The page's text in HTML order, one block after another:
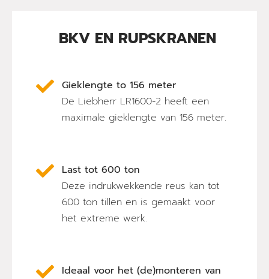
BKV EN RUPSKRANEN
Gieklengte to 156 meter
De Liebherr LR1600-2 heeft een
maximale gieklengte van 156 meter.
Last tot 600 ton
Deze indrukwekkende reus kan tot
600 ton tillen en is gemaakt voor
het extreme werk.
Ideaal voor het (de)monteren van